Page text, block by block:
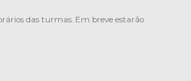
das turmas. Em breve estarão